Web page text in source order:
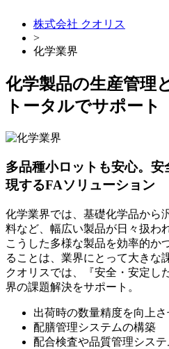
株式会社 クオリス
>
化学業界
化学製品の生産管理
トータルでサポート
多品種小ロットも安心。
現するFAソリューション
化学業界では、基礎化学品から
料など、幅広い製品が日々扱わ
こうした多様な製品を効率的か
ることは、業界にとって大きな
クオリスでは、『安全・安定し
界の課題解決をサポート。
出荷時の数量精度を向上
配膳管理システムの構築
配合検査や品質管理シス